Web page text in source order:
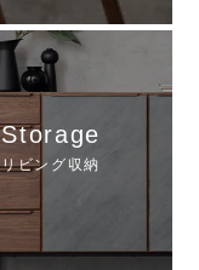
Storage
リビング収納